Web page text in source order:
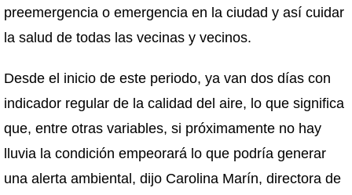
preemergencia o emergencia en la ciudad y así cuidar
la salud de todas las vecinas y vecinos.
Desde el inicio de este periodo, ya van dos días con
indicador regular de la calidad del aire, lo que significa
que, entre otras variables, si próximamente no hay
lluvia la condición empeorará lo que podría generar
una alerta ambiental, dijo Carolina Marín, directora de